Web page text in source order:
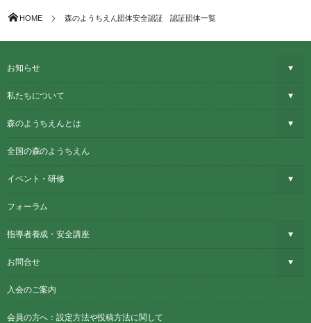
HOME 森のようちえん団体安全認証 認証団体一覧
お知らせ
私たちについて
森のようちえんとは
全国の森のようちえん
イベント・研修
フォーラム
指導者養成・安全講座
お問合せ
入会のご案内
会員の方へ：設定方法や投稿方法に関して